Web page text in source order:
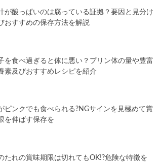
が酸っぱいのは腐っている証拠？要因と見分け
おすすめの保存方法を解説
を食べ過ぎると体に悪い？プリン体の量や豊富
素及びおすすめレシピを紹介
ピンクでも食べられる?NGサインを見極めて賞
を伸ばす保存を
たれの賞味期限は切れてもOK!?危険な特徴を